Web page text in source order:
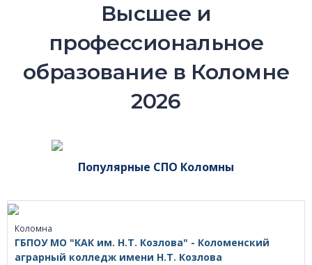
Высшее и
профессиональное
образование в Коломне
2026
Популярные СПО Коломны
Коломна
ГБПОУ МО "КАК им. Н.Т. Козлова" - Коломенский
аграрный колледж имени Н.Т. Козлова